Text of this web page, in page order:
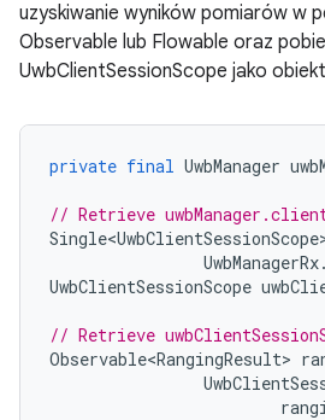
uzyskiwanie wyników pomiarów w
Observable lub Flowable oraz
UwbClientSessionScope jako
private final UwbManager
// Retrieve
UwbManagerRx.
UwbClientSessionScope
// Retrieve
Observable<RangingResult>